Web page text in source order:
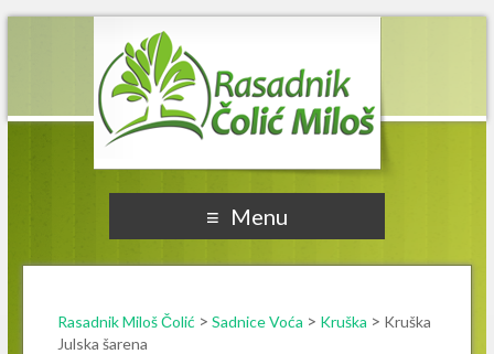
Rasadnik Miloš Čolić
Menu
Rasadnik Miloš Čolić > Sadnice Voća > Kruška > Kruška
Julska šarena